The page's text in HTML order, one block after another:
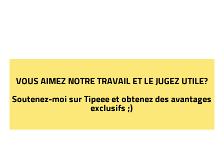
VOUS AIMEZ NOTRE TRAVAIL ET LE JUGEZ UTILE?
Soutenez-moi sur Tipeee et obtenez des avantages
exclusifs ;)